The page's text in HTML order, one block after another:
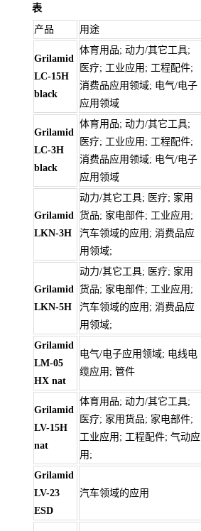
表
产品
用途
Grilamid
LC-15H
black
体育用品; 动力/其它工具;
医疗; 工业应用; 工程配件;
消费品应用领域; 电气/电子
应用领域
Grilamid
LC-3H
black
体育用品; 动力/其它工具;
医疗; 工业应用; 工程配件;
消费品应用领域; 电气/电子
应用领域
Grilamid
LKN-3H
动力/其它工具; 医疗; 家用
货品; 家电部件; 工业应用;
汽车领域的应用; 消费品应
用领域;
Grilamid
LKN-5H
动力/其它工具; 医疗; 家用
货品; 家电部件; 工业应用;
汽车领域的应用; 消费品应
用领域;
Grilamid
LM-05
HX nat
电气/电子应用领域; 电线电
缆应用; 管件
Grilamid
LV-15H
nat
体育用品; 动力/其它工具;
医疗; 家用货品; 家电部件;
工业应用; 工程配件; 气动应
用;
Grilamid
LV-23
ESD
汽车领域的应用